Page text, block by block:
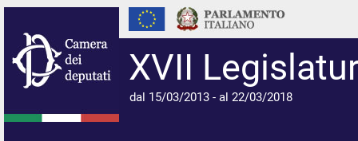
XVII
dal 15/03/2013 - al 22/03/2018